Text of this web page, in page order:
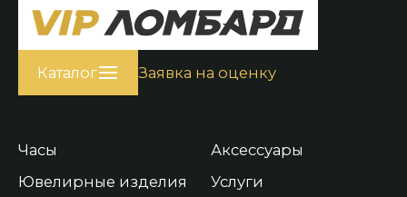
Каталог Заявка на оценку
Часы
Ювелирные изделия
Аксессуары
Услуги